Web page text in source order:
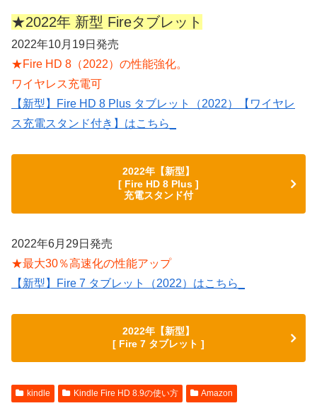
★2022年 新型 Fireタブレット
2022年10月19日発売
★Fire HD 8（2022）の性能強化。
ワイヤレス充電可
【新型】Fire HD 8 Plus タブレット（2022）【ワイヤレ
ス充電スタンド付き】はこちら_
2022年【新型】
[ Fire HD 8 Plus ]
充電スタンド付
2022年6月29日発売
★最大30％高速化の性能アップ
【新型】Fire 7 タブレット（2022）はこちら_
2022年【新型】
[ Fire 7 タブレット ]
kindle Kindle Fire HD 8.9の使い方 Amazon